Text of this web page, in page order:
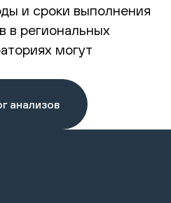
и сроки выполнения
в региональных
могут
анализов